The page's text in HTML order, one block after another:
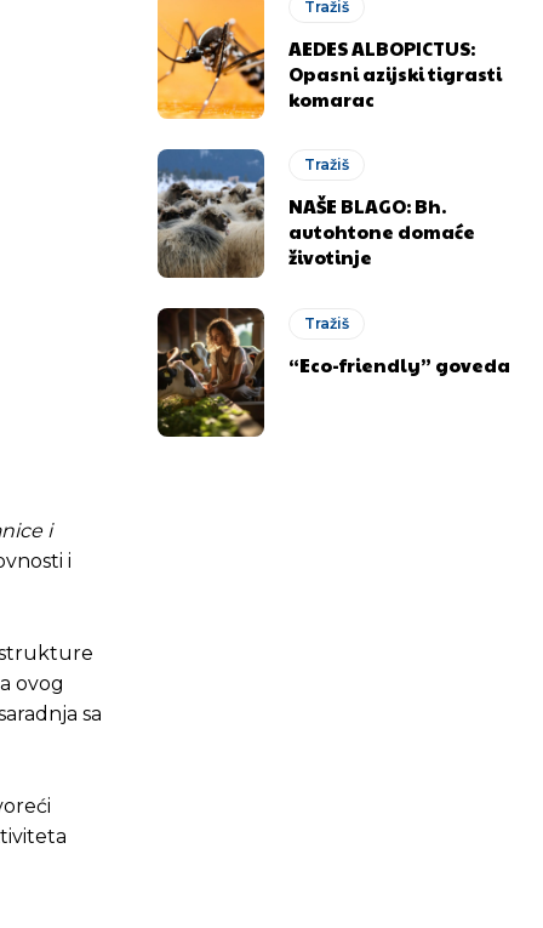
i
i
strukture
ovog
sa
Tražiš
AEDES ALBOPICTUS:
Opasni azijski tigrasti
komarac
Tražiš
NAŠE BLAGO: Bh.
autohtone domaće
životinje
Tražiš
“Eco-friendly” goveda